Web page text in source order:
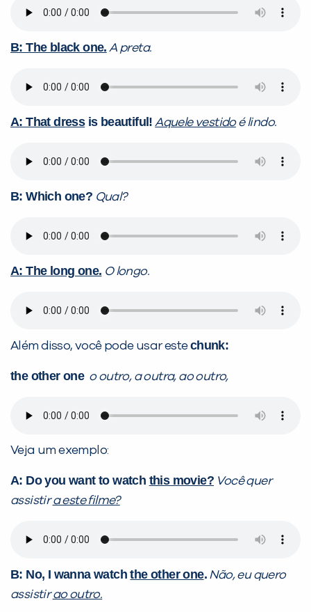
B: The black one. A preta.
A: That dressis beautiful! Aquele vestidoé lindo.
B: Which one? Qual?
A: The long one. O longo.
Além disso, você pode usar estechunk:
the other one o outro, a outra, ao outro,
Veja um exemplo:
A: Do you want to watch this movie? Você quer
assistira este filme?
B: No, I wanna watchthe other one. Não, eu quero
assistirao outro.